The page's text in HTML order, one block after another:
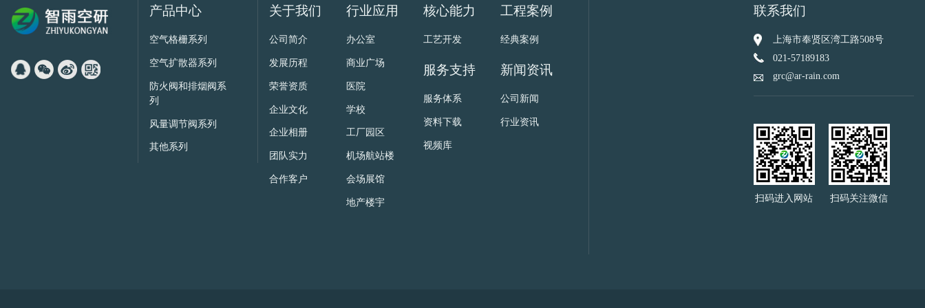
产品中心
空气格栅系列
空气扩散器系列
防火阀和排烟阀系
列
风量调节阀系列
其他系列
关于我们
公司简介
发展历程
荣誉资质
企业文化
企业相册
团队实力
合作客户
行业应用
办公室
商业广场
医院
学校
工厂园区
机场航站楼
会场展馆
地产楼宇
核心能力
工艺开发
工程案例
经典案例
服务支持
服务体系
资料下载
视频库
新闻资讯
公司新闻
行业资讯
联系我们
上海市奉贤区湾工路508号
021-57189183
grc@ar-rain.com
扫码进入网站 扫码关注微信